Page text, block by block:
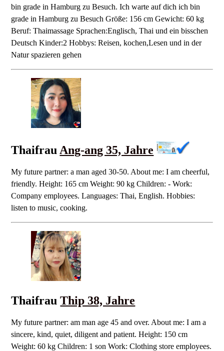
bin grade in Hamburg zu Besuch. Ich warte auf dich ich bin
grade in Hamburg zu Besuch Größe: 156 cm Gewicht: 60 kg
Beruf: Thaimassage Sprachen:Englisch, Thai und ein bisschen
Deutsch Kinder:2 Hobbys: Reisen, kochen,Lesen und in der
Natur spazieren gehen
Thaifrau Ang-ang 35, Jahre
My future partner: a man aged 30-50. About me: I am cheerful,
friendly. Height: 165 cm Weight: 90 kg Children: - Work:
Company employees. Languages: Thai, English. Hobbies:
listen to music, cooking.
ThaifrauThip 38, Jahre
My future partner: am man age 45 and over. About me: I am a
sincere, kind, quiet, diligent and patient. Height: 150 cm
Weight: 60 kg Children: 1 son Work: Clothing store employees.